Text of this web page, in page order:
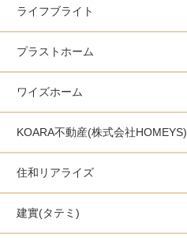
ライフブライト
プラストホーム
ワイズホーム
KOARA不動産(株式会社HOMEYS)
住和リアライズ
建實(タテミ)